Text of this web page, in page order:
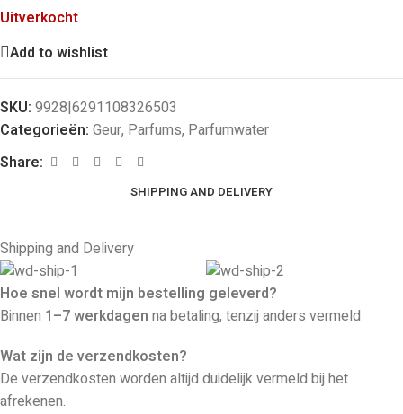
Uitverkocht
Add to wishlist
SKU: 9928|6291108326503
Categorieën: Geur, Parfums, Parfumwater
Share:
SHIPPING AND DELIVERY
Shipping and Delivery
Hoe snel wordt mijn bestelling geleverd?
Binnen 1–7 werkdagen na betaling, tenzij anders vermeld
Wat zijn de verzendkosten?
De verzendkosten worden altijd duidelijk vermeld bij het
afrekenen.